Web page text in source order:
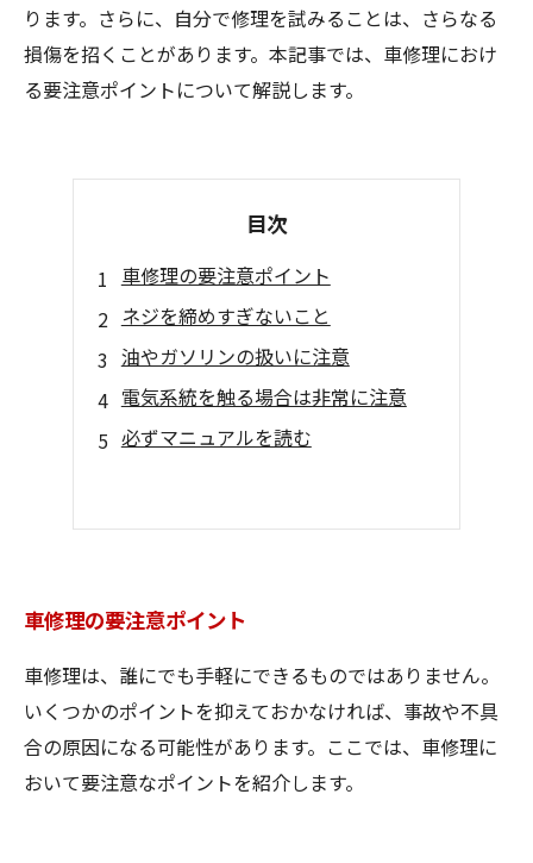
ります。さらに、自分で修理を試みることは、さらなる
損傷を招くことがあります。本記事では、車修理におけ
る要注意ポイントについて解説します。
目次
車修理の要注意ポイント
ネジを締めすぎないこと
油やガソリンの扱いに注意
電気系統を触る場合は非常に注意
必ずマニュアルを読む
車修理の要注意ポイント
車修理は、誰にでも手軽にできるものではありません。
いくつかのポイントを抑えておかなければ、事故や不具
合の原因になる可能性があります。ここでは、車修理に
おいて要注意なポイントを紹介します。